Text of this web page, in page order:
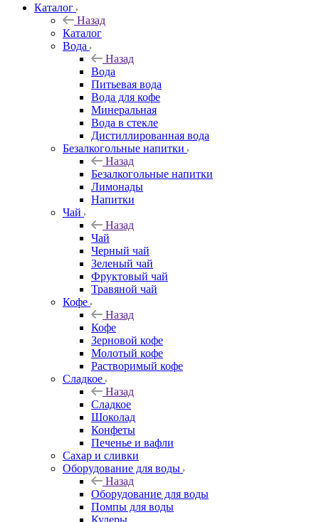
Каталог
Назад
Каталог
Вода
Назад
Вода
Питьевая вода
Вода для кофе
Минеральная
Вода в стекле
Дистиллированная вода
Безалкогольные напитки
Назад
Безалкогольные напитки
Лимонады
Напитки
Чай
Назад
Чай
Черный чай
Зеленый чай
Фруктовый чай
Травяной чай
Кофе
Назад
Кофе
Зерновой кофе
Молотый кофе
Растворимый кофе
Сладкое
Назад
Сладкое
Шоколад
Конфеты
Печенье и вафли
Сахар и сливки
Оборудование для воды
Назад
Оборудование для воды
Помпы для воды
Кулеры